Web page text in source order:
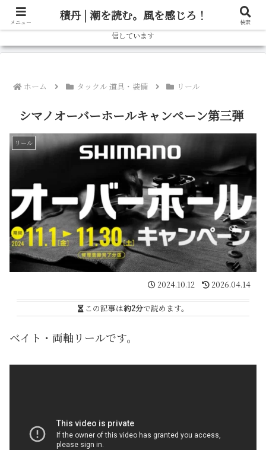
北海道の釣り情報ならブログ「しゃべろー」へ！実際の釣行記から、旬の魚の
狙い方、おすすめタックルまで、北海道の釣りをもっと楽しむための情報を発
信しています
ホーム タックル 道具・装備 リール
シマノオーバーホールキャンペーン第三弾
リール
2024.10.12 2026.04.14
この記事は約2分で読めます。
ベイト・両軸リールです。
メニュー 積丹 | 潮を読む。風を感じろ！ 検索